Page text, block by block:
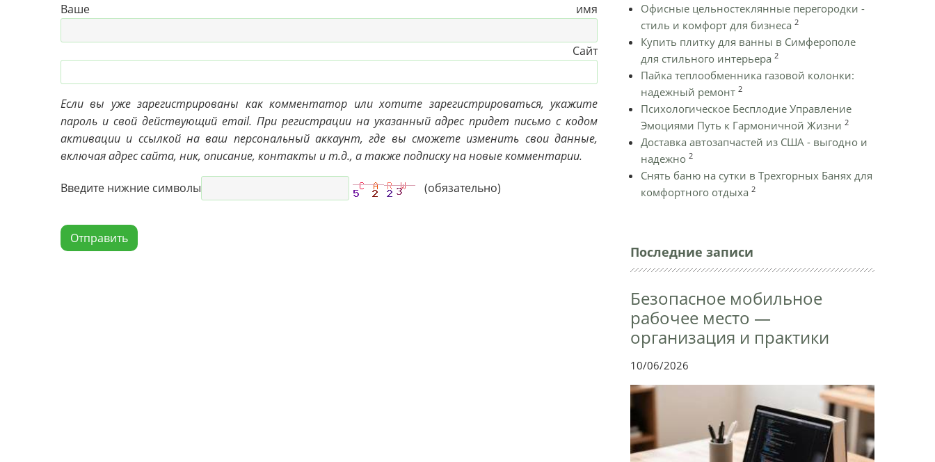
Ваше имя
Сайт
Если вы уже зарегистрированы как комментатор или хотите зарегистрироваться, укажите
пароль и свой действующий email. При регистрации на указанный адрес придет письмо с кодом
активации и ссылкой на ваш персональный аккаунт, где вы сможете изменить свои данные,
включая адрес сайта, ник, описание, контакты и т.д., а также подписку на новые комментарии.
Введите нижние символы (обязательно)
Отправить
Офисные цельностеклянные перегородки -
стиль и комфорт для бизнеса 2
Купить плитку для ванны в Симферополе
для стильного интерьера 2
Пайка теплообменника газовой колонки:
надежный ремонт 2
Психологическое Бесплодие Управление
Эмоциями Путь к Гармоничной Жизни 2
Доставка автозапчастей из США - выгодно и
надежно 2
Снять баню на сутки в Трехгорных Банях для
комфортного отдыха 2
Последние записи
Безопасное мобильное
рабочее место —
организация и практики
10/06/2026